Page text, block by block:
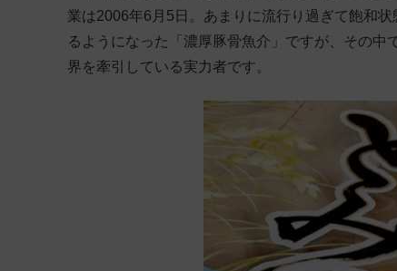
業は2006年6月5日。あまりに流行り過ぎて飽和
るようになった「濃厚豚骨魚介」ですが、その
界を牽引している実力者です。